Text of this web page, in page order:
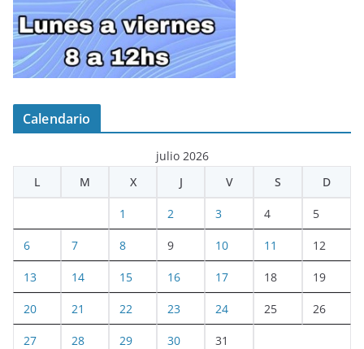
Calendario
julio 2026
L
M X J V S D
1 2 3 4 5
6 7 8 9 10 11 12
13 14 15 16 17 18 19
20 21 22 23 24 25 26
27 28 29 30 31